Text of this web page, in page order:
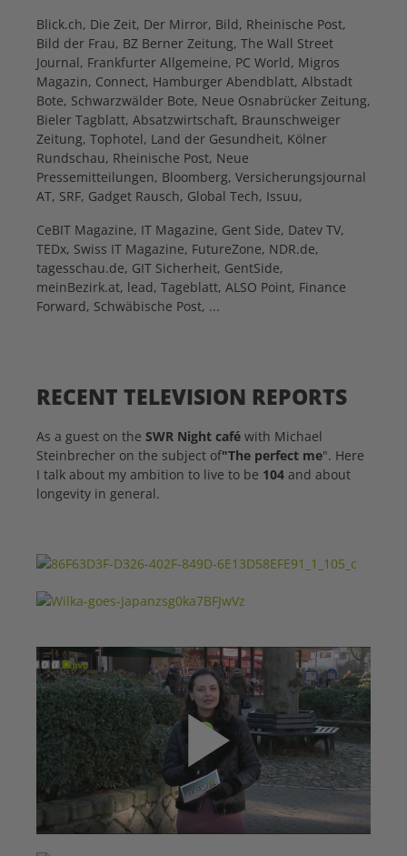
Blick.ch, Die Zeit, Der Mirror, Bild, Rheinische Post,
Bild der Frau, BZ Berner Zeitung, The Wall Street
Journal, Frankfurter Allgemeine, PC World, Migros
Magazin, Connect, Hamburger Abendblatt, Albstadt
Bote, Schwarzwälder Bote, Neue Osnabrücker Zeitung,
Bieler Tagblatt, Absatzwirtschaft, Braunschweiger
Zeitung, Tophotel, Land der Gesundheit, Kölner
Rundschau, Rheinische Post, Neue
Pressemitteilungen, Bloomberg, Versicherungsjournal
AT, SRF, Gadget Rausch, Global Tech, Issuu,
CeBIT Magazine, IT Magazine, Gent Side, Datev TV,
TEDx, Swiss IT Magazine, FutureZone, NDR.de,
tagesschau.de, GIT Sicherheit, GentSide,
meinBezirk.at, lead, Tageblatt, ALSO Point, Finance
Forward, Schwäbische Post, ...
RECENT TELEVISION REPORTS
As a guest on the SWR Night café with Michael
Steinbrecher on the subject of"The perfect me". Here
I talk about my ambition to live to be 104 and about
longevity in general.